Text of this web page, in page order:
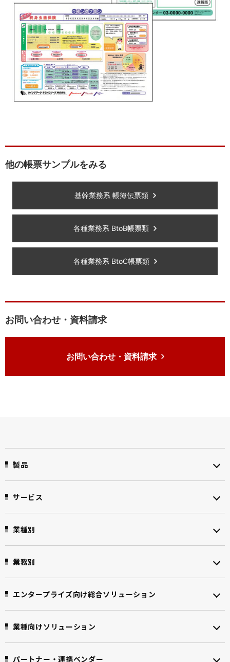
他の帳票サンプルをみる
基幹業務系 帳簿伝票類
各種業務系 BtoB帳票類
各種業務系 BtoC帳票類
お問い合わせ・資料請求
お問い合わせ・資料請求
製品
サービス
業種別
業務別
エンタープライズ向け総合ソリューション
業種向けソリューション
パートナー・連携ベンダー